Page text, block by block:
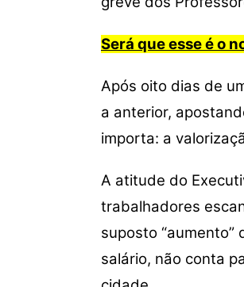
p
o
k
k
Será que esse é o
Após oito dias de
a anterior,
importa: a
A atitude do
trabalhadores
suposto
salário, não conta